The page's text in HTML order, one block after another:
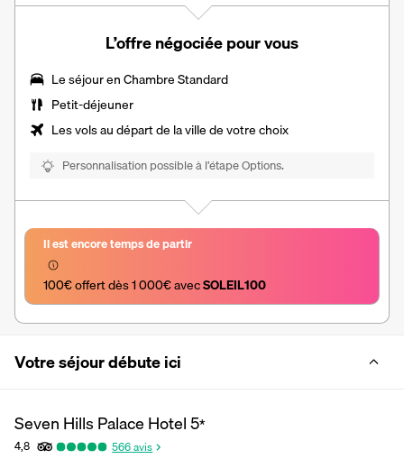
L’offre négociée pour vous
Le séjour en Chambre Standard
Petit-déjeuner
Les vols au départ de la ville de votre choix
Personnalisation possible à l’étape Options.
Il est encore temps de partir
100€ offert dès 1 000€ avec SOLEIL100
Votre séjour débute ici
Seven Hills Palace Hotel5*
4,8 566avis